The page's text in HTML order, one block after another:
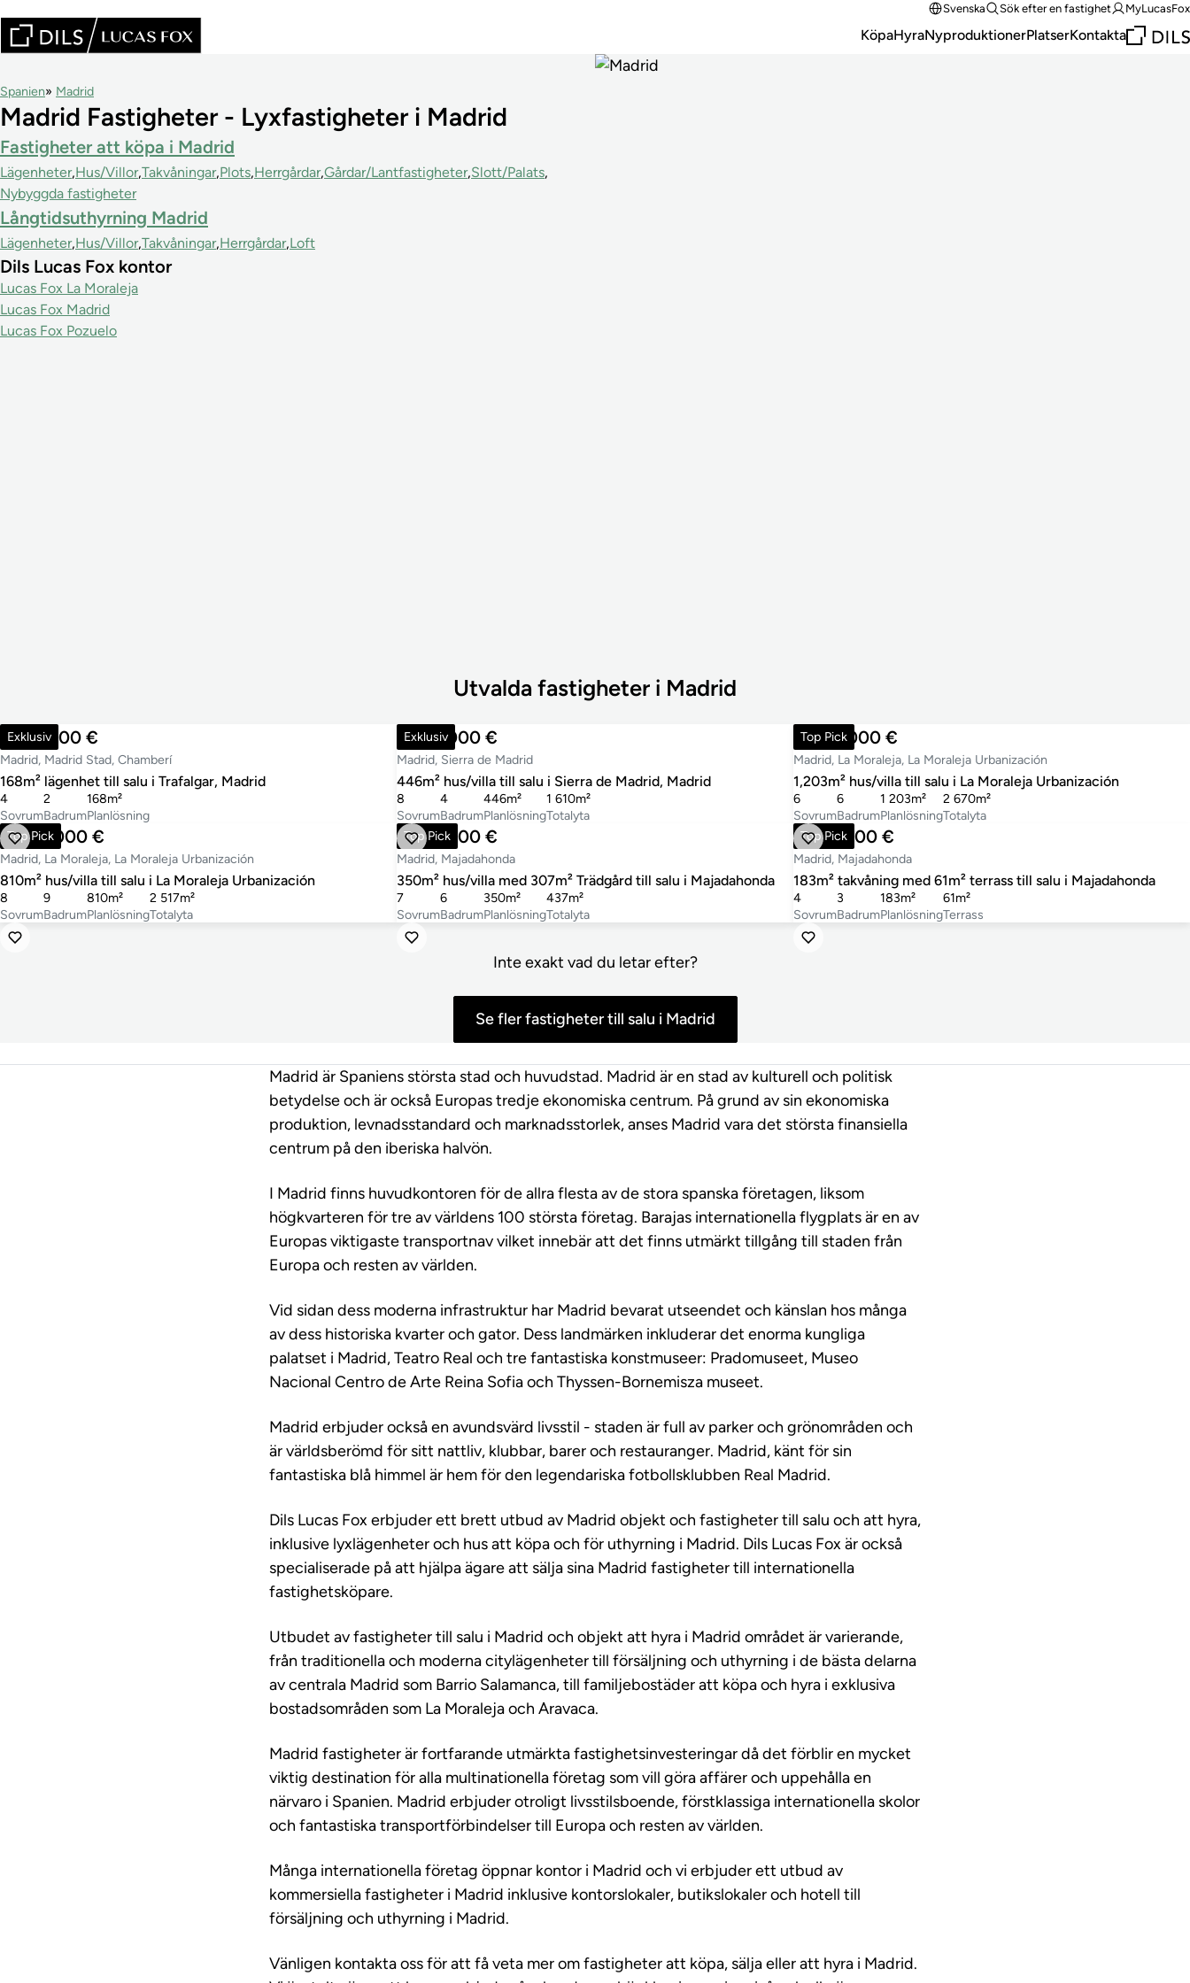
Svenska Sök efter en fastighet MyLucasFox
KöpaHyraNyproduktionerPlatserKontakta
Spanien Madrid
Madrid Fastigheter - Lyxfastigheter i Madrid
Fastigheter att köpa i Madrid
Lägenheter Hus/Villor Takvåningar Plots Herrgårdar Gårdar/Lantfastigheter Slott/Palats
Nybyggda fastigheter
Långtidsuthyrning Madrid
Lägenheter Hus/Villor Takvåningar Herrgårdar Loft
Dils Lucas Fox kontor
Lucas Fox La Moraleja
Lucas Fox Madrid
Lucas Fox Pozuelo
Utvalda fastigheter i Madrid
Exklusiv
1 325 000 €
Madrid, Madrid Stad, Chamberí
168m² lägenhet till salu i Trafalgar, Madrid
Sovrum
4
Badrum
2
Planlösning
168m²
Exklusiv
1 200 000 €
Madrid, Sierra de Madrid
446m² hus/villa till salu i Sierra de Madrid, Madrid
Sovrum
8
Badrum
4
Planlösning
446m²
Totalyta
1 610m²
Top Pick
8 900 000 €
Madrid, La Moraleja, La Moraleja Urbanización
1,203m² hus/villa till salu i La Moraleja Urbanización
Sovrum
6
Badrum
6
Planlösning
1 203m²
Totalyta
2 670m²
Top Pick
4 950 000 €
Madrid, La Moraleja, La Moraleja Urbanización
810m² hus/villa till salu i La Moraleja Urbanización
Sovrum
8
Badrum
9
Planlösning
810m²
Totalyta
2 517m²
Top Pick
1 490 000 €
Madrid, Majadahonda
350m² hus/villa med 307m² Trädgård till salu i Majadahonda
Sovrum
7
Badrum
6
Planlösning
350m²
Totalyta
437m²
Top Pick
1 240 000 €
Madrid, Majadahonda
183m² takvåning med 61m² terrass till salu i Majadahonda
Sovrum
4
Badrum
3
Planlösning
183m²
Terrass
61m²
Inte exakt vad du letar efter?
Se fler fastigheter till salu i Madrid
Madrid är Spaniens största stad och huvudstad. Madrid är en stad av kulturell och politisk
betydelse och är också Europas tredje ekonomiska centrum. På grund av sin ekonomiska
produktion, levnadsstandard och marknadsstorlek, anses Madrid vara det största finansiella
centrum på den iberiska halvön.
I Madrid finns huvudkontoren för de allra flesta av de stora spanska företagen, liksom
högkvarteren för tre av världens 100 största företag. Barajas internationella flygplats är en av
Europas viktigaste transportnav vilket innebär att det finns utmärkt tillgång till staden från
Europa och resten av världen.
Vid sidan dess moderna infrastruktur har Madrid bevarat utseendet och känslan hos många
av dess historiska kvarter och gator. Dess landmärken inkluderar det enorma kungliga
palatset i Madrid, Teatro Real och tre fantastiska konstmuseer: Pradomuseet, Museo
Nacional Centro de Arte Reina Sofia och Thyssen-Bornemisza museet.
Madrid erbjuder också en avundsvärd livsstil - staden är full av parker och grönområden och
är världsberömd för sitt nattliv, klubbar, barer och restauranger. Madrid, känt för sin
fantastiska blå himmel är hem för den legendariska fotbollsklubben Real Madrid.
Dils Lucas Fox erbjuder ett brett utbud av Madrid objekt och fastigheter till salu och att hyra,
inklusive lyxlägenheter och hus att köpa och för uthyrning i Madrid. Dils Lucas Fox är också
specialiserade på att hjälpa ägare att sälja sina Madrid fastigheter till internationella
fastighetsköpare.
Utbudet av fastigheter till salu i Madrid och objekt att hyra i Madrid området är varierande,
från traditionella och moderna citylägenheter till försäljning och uthyrning i de bästa delarna
av centrala Madrid som Barrio Salamanca, till familjebostäder att köpa och hyra i exklusiva
bostadsområden som La Moraleja och Aravaca.
Madrid fastigheter är fortfarande utmärkta fastighetsinvesteringar då det förblir en mycket
viktig destination för alla multinationella företag som vill göra affärer och uppehålla en
närvaro i Spanien. Madrid erbjuder otroligt livsstilsboende, förstklassiga internationella skolor
och fantastiska transportförbindelser till Europa och resten av världen.
Många internationella företag öppnar kontor i Madrid och vi erbjuder ett utbud av
kommersiella fastigheter i Madrid inklusive kontorslokaler, butikslokaler och hotell till
försäljning och uthyrning i Madrid.
Vänligen kontakta oss för att få veta mer om fastigheter att köpa, sälja eller att hyra i Madrid.